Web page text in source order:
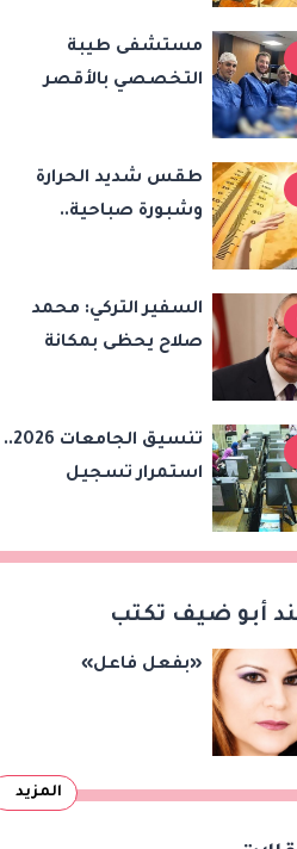
أداء الجامعات وبناء
الكوادر الرقمية
مستشفى طيبة
التخصصي بالأقصر
بالقسطرة (TAVI)
طقس شديد الحرارة
وشبورة صباحية..
اليوم الخميس
السفير التركي: محمد
صلاح يحظى بمكانة
سبور سيعزز طموحات
النادي
تنسيق الجامعات 2026..
استمرار تسجيل
أبو ضيف تكتب
«بفعل فاعل»
المزيد